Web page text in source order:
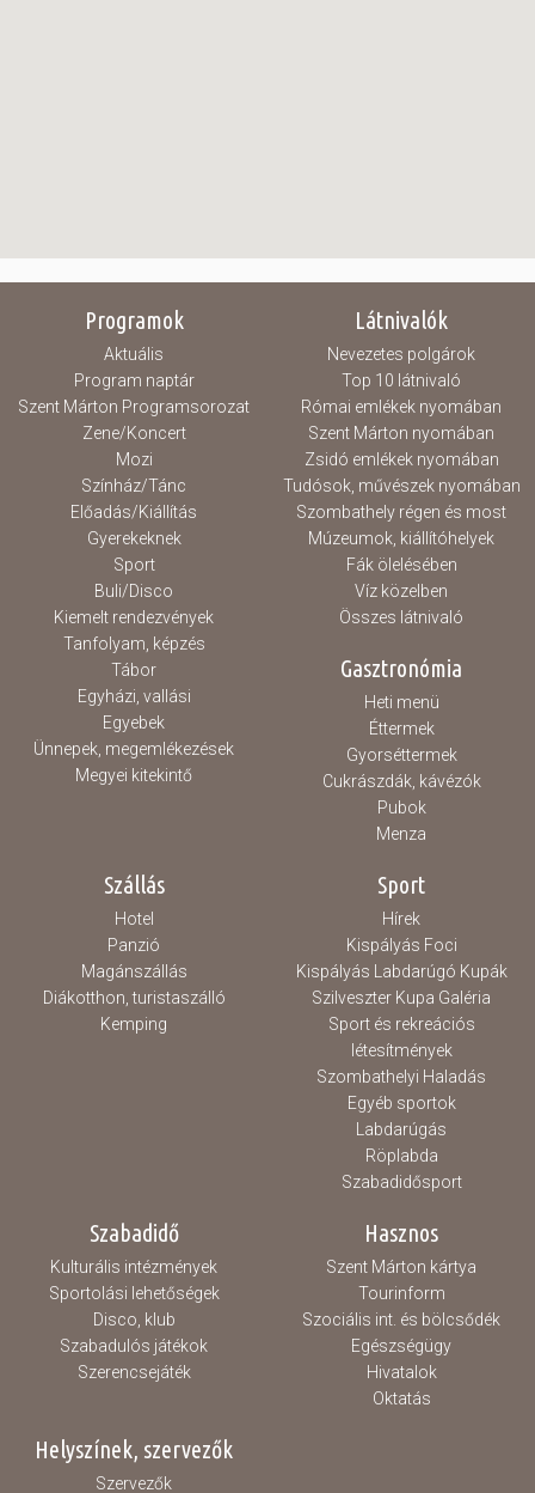
Programok
Aktuális
Program naptár
Szent Márton Programsorozat
Zene/Koncert
Mozi
Színház/Tánc
Előadás/Kiállítás
Gyerekeknek
Sport
Buli/Disco
Kiemelt rendezvények
Tanfolyam, képzés
Tábor
Egyházi, vallási
Egyebek
Ünnepek, megemlékezések
Megyei kitekintő
Látnivalók
Nevezetes polgárok
Top 10 látnivaló
Római emlékek nyomában
Szent Márton nyomában
Zsidó emlékek nyomában
Tudósok, művészek nyomában
Szombathely régen és most
Múzeumok, kiállítóhelyek
Fák ölelésében
Víz közelben
Összes látnivaló
Gasztronómia
Heti menü
Éttermek
Gyorséttermek
Cukrászdák, kávézók
Pubok
Menza
Szállás
Hotel
Panzió
Magánszállás
Diákotthon, turistaszálló
Kemping
Sport
Hírek
Kispályás Foci
Kispályás Labdarúgó Kupák
Szilveszter Kupa Galéria
Sport és rekreációs
létesítmények
Szombathelyi Haladás
Egyéb sportok
Labdarúgás
Röplabda
Szabadidősport
Szabadidő
Kulturális intézmények
Sportolási lehetőségek
Disco, klub
Szabadulós játékok
Szerencsejáték
Hasznos
Szent Márton kártya
Tourinform
Szociális int. és bölcsődék
Egészségügy
Hivatalok
Oktatás
Helyszínek, szervezők
Szervezők